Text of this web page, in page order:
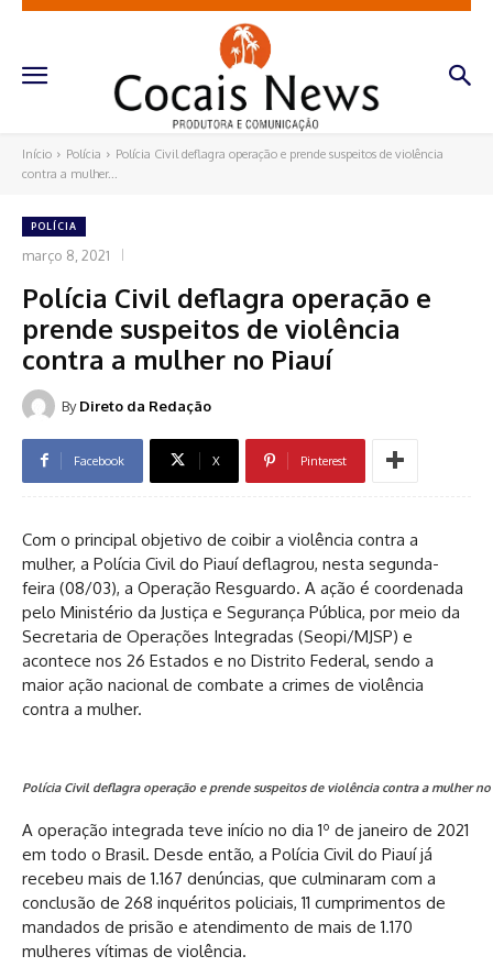
Início Polícia
Polícia Civil deflagra operação e prende suspeitos de violência
contra a mulher...
POLÍCIA
março 8, 2021
Polícia Civil deflagra operação e
prende suspeitos de violência
contra a mulher no Piauí
By Direto da Redação
Facebook X Pinterest
Com o principal objetivo de coibir a violência contra a
mulher, a Polícia Civil do Piauí deflagrou, nesta segunda-
feira (08/03), a Operação Resguardo. A ação é coordenada
pelo Ministério da Justiça e Segurança Pública, por meio da
Secretaria de Operações Integradas (Seopi/MJSP) e
acontece nos 26 Estados e no Distrito Federal, sendo a
maior ação nacional de combate a crimes de violência
contra a mulher.
Polícia Civil deflagra operação e prende suspeitos de violência contra a mulher
A operação integrada teve início no dia 1º de janeiro de 2021
em todo o Brasil. Desde então, a Polícia Civil do Piauí já
recebeu mais de 1.167 denúncias, que culminaram com a
conclusão de 268 inquéritos policiais, 11 cumprimentos de
mandados de prisão e atendimento de mais de 1.170
mulheres vítimas de violência.